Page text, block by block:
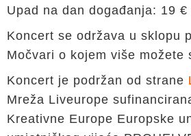
Upad na dan događanja: 19 €
Koncert se održava u sklopu
Močvari o kojem više možete
Koncert je podržan od strane
Mreža Liveurope
Kreativne Europe Europske